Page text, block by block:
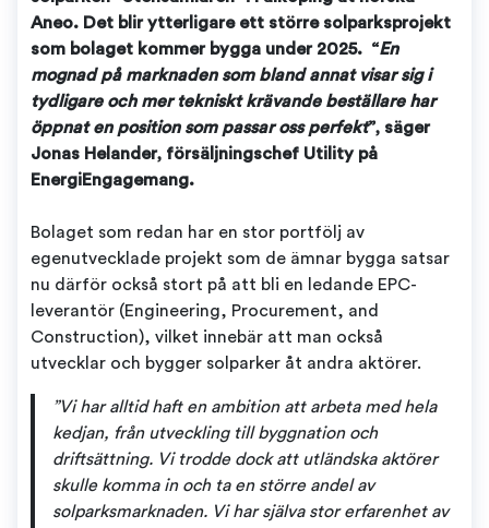
Aneo. Det blir ytterligare ett större solparksprojekt
som bolaget kommer bygga under 2025. “En
mognad på marknaden som bland annat visar sig i
tydligare och mer tekniskt krävande beställare har
öppnat en position som passar oss perfekt”, säger
Jonas Helander, försäljningschef Utility på
EnergiEngagemang.
Bolaget som redan har en stor portfölj av
egenutvecklade projekt som de ämnar bygga satsar
nu därför också stort på att bli en ledande EPC-
leverantör (Engineering, Procurement, and
Construction), vilket innebär att man också
utvecklar och bygger solparker åt andra aktörer.
”Vi har alltid haft en ambition att arbeta med hela
kedjan, från utveckling till byggnation och
driftsättning. Vi trodde dock att utländska aktörer
skulle komma in och ta en större andel av
solparksmarknaden. Vi har själva stor erfarenhet av